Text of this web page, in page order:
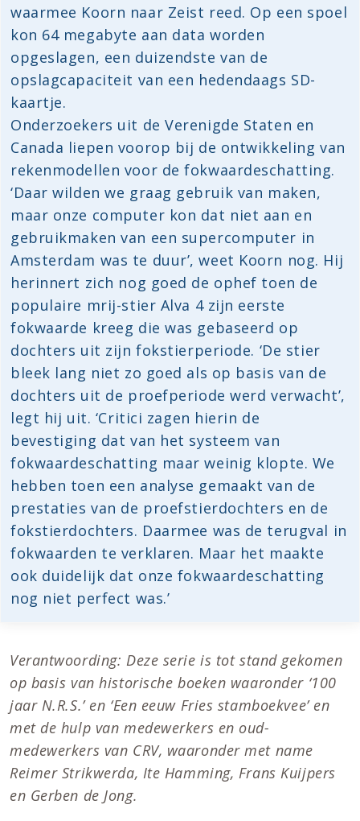
waarmee Koorn naar Zeist reed. Op een spoel
kon 64 megabyte aan data worden
opgeslagen, een duizendste van de
opslagcapaciteit van een hedendaags SD-
kaartje.
Onderzoekers uit de Verenigde Staten en
Canada liepen voorop bij de ontwikkeling van
rekenmodellen voor de fokwaardeschatting.
‘Daar wilden we graag gebruik van maken,
maar onze computer kon dat niet aan en
gebruikmaken van een supercomputer in
Amsterdam was te duur’, weet Koorn nog. Hij
herinnert zich nog goed de ophef toen de
populaire mrij-stier Alva 4 zijn eerste
fokwaarde kreeg die was gebaseerd op
dochters uit zijn fokstierperiode. ‘De stier
bleek lang niet zo goed als op basis van de
dochters uit de proefperiode werd verwacht’,
legt hij uit. ‘Critici zagen hierin de
bevestiging dat van het systeem van
fokwaardeschatting maar weinig klopte. We
hebben toen een analyse gemaakt van de
prestaties van de proefstierdochters en de
fokstierdochters. Daarmee was de terugval in
fokwaarden te verklaren. Maar het maakte
ook duidelijk dat onze fokwaardeschatting
nog niet perfect was.’
Verantwoording: Deze serie is tot stand gekomen
op basis van historische boeken waaronder ‘100
jaar N.R.S.’ en ‘Een eeuw Fries stamboekvee’ en
met de hulp van medewerkers en oud-
medewerkers van CRV, waaronder met name
Reimer Strikwerda, Ite Hamming, Frans Kuijpers
en Gerben de Jong.